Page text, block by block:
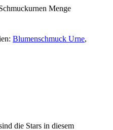
Menge
Blumenschmuck Urne,
die Stars in diesem